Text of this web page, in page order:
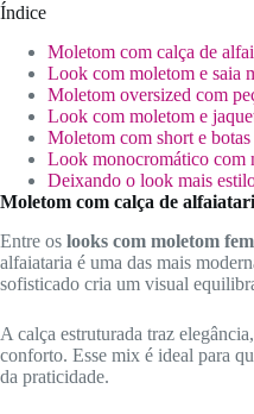
Índice
Moletom com calça de
Look com moletom e saia
Moletom oversized com
Look com moletom e
Moletom com short e botas
Look monocromático com
Deixando o look mais
Moletom com calça de
Entre os looks com moletom
alfaiataria é uma das mais
sofisticado cria um visual
A calça estruturada traz
conforto. Esse mix é ideal para
da praticidade.